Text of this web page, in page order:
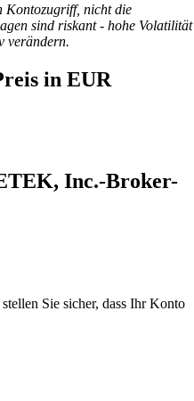
Kontozugriff, nicht die
sind riskant - hohe Volatilität
verändern.
in EUR
Inc.-Broker-
Sie sicher, dass Ihr Konto